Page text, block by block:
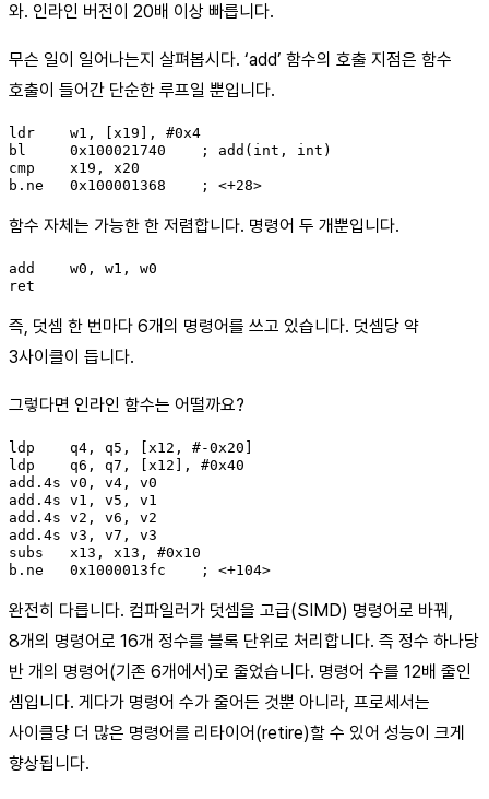
와. 인라인 버전이 20배 이상 빠릅니다.
무슨 일이 일어나는지 살펴봅시다. ‘add’ 함수의 호출 지점은 함수
호출이 들어간 단순한 루프일 뿐입니다.
ldr    w1, [x19], #0x4
bl     0x100021740    ; add(int, int)
cmp    x19, x20
b.ne   0x100001368    ; <+28>
함수 자체는 가능한 한 저렴합니다. 명령어 두 개뿐입니다.
add    w0, w1, w0
ret
즉, 덧셈 한 번마다 6개의 명령어를 쓰고 있습니다. 덧셈당 약
3사이클이 듭니다.
그렇다면 인라인 함수는 어떨까요?
ldp    q4, q5, [x12, #-0x20]
ldp    q6, q7, [x12], #0x40
add.4s v0, v4, v0
add.4s v1, v5, v1
add.4s v2, v6, v2
add.4s v3, v7, v3
subs   x13, x13, #0x10
b.ne   0x1000013fc    ; <+104>
완전히 다릅니다. 컴파일러가 덧셈을 고급(SIMD) 명령어로 바꿔,
8개의 명령어로 16개 정수를 블록 단위로 처리합니다. 즉 정수 하나당
반 개의 명령어(기존 6개에서)로 줄었습니다. 명령어 수를 12배 줄인
셈입니다. 게다가 명령어 수가 줄어든 것뿐 아니라, 프로세서는
사이클당 더 많은 명령어를 리타이어(retire)할 수 있어 성능이 크게
향상됩니다.